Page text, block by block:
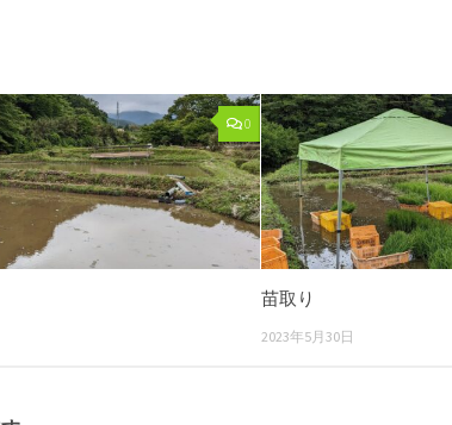
0
苗取り
2023年5月30日